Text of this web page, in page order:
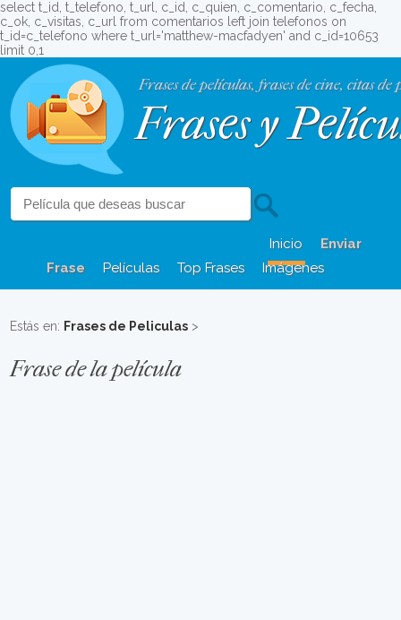
select t_id, t_telefono, t_url, c_id, c_quien, c_comentario, c_fecha,
c_ok, c_visitas, c_url from comentarios left join telefonos on
t_id=c_telefono where t_url='matthew-macfadyen' and c_id=10653
limit 0,1
Frases de películas, frases de cine, citas de
Frases y
Inicio
Enviar
Frase
Películas Top Frases Imágenes
Estás en: Frases de Peliculas >
Frase de la película